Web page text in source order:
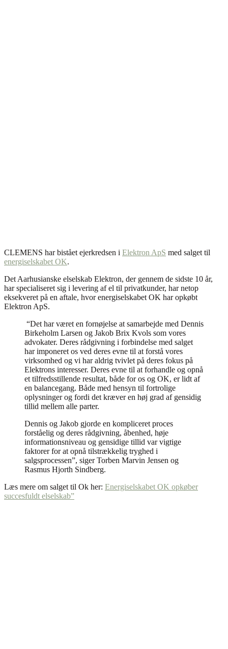
CLEMENS har bistået ejerkredsen i Elektron ApS med salget til
energiselskabet OK.
Det Aarhusianske elselskab Elektron, der gennem de sidste 10 år,
har specialiseret sig i levering af el til privatkunder, har netop
eksekveret på en aftale, hvor energiselskabet OK har opkøbt
Elektron ApS.
“Det har været en fornøjelse at samarbejde med Dennis
Birkeholm Larsen og Jakob Brix Kvols som vores
advokater. Deres rådgivning i forbindelse med salget
har imponeret os ved deres evne til at forstå vores
virksomhed og vi har aldrig tvivlet på deres fokus på
Elektrons interesser. Deres evne til at forhandle og opnå
et tilfredsstillende resultat, både for os og OK, er lidt af
en balancegang. Både med hensyn til fortrolige
oplysninger og fordi det kræver en høj grad af gensidig
tillid mellem alle parter.
Dennis og Jakob gjorde en kompliceret proces
forståelig og deres rådgivning, åbenhed, høje
informationsniveau og gensidige tillid var vigtige
faktorer for at opnå tilstrækkelig tryghed i
salgsprocessen”, siger Torben Marvin Jensen og
Rasmus Hjorth Sindberg.
Læs mere om salget til Ok her: Energiselskabet OK opkøber
succesfuldt elselskab”